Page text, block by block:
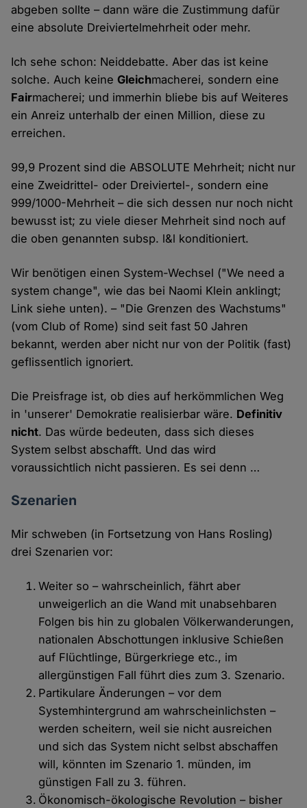
abgeben sollte – dann wäre die Zustimmung dafür
eine absolute Dreiviertelmehrheit oder mehr.
Ich sehe schon: Neiddebatte. Aber das ist keine
solche. Auch keineGleichmacherei, sondern eine
Fairmacherei; und immerhin bliebe bis auf Weiteres
ein Anreiz unterhalb der einen Million, diese zu
erreichen.
99,9 Prozent sind die ABSOLUTE Mehrheit; nicht nur
eine Zweidrittel- oder Dreiviertel-, sondern eine
999/1000-Mehrheit – die sich dessen nur noch nicht
bewusst ist; zu viele dieser Mehrheit sind noch auf
die oben genannten subsp. l&l konditioniert.
Wir benötigen einen System-Wechsel ("We need a
system change", wie das bei Naomi Klein anklingt;
Link siehe unten). – "Die Grenzen des Wachstums"
(vom Club of Rome) sind seit fast 50 Jahren
bekannt, werden aber nicht nur von der Politik (fast)
geflissentlich ignoriert.
Die Preisfrage ist, ob dies auf herkömmlichen Weg
in 'unserer' Demokratie realisierbar wäre. Definitiv
nicht. Das würde bedeuten, dass sich dieses
System selbst abschafft. Und das wird
voraussichtlich nicht passieren. Es sei denn …
Szenarien
Mir schweben (in Fortsetzung von Hans Rosling)
drei Szenarien vor:
Weiter so – wahrscheinlich, fährt aber
unweigerlich an die Wand mit unabsehbaren
Folgen bis hin zu globalen Völkerwanderungen,
nationalen Abschottungen inklusive Schießen
auf Flüchtlinge, Bürgerkriege etc., im
allergünstigen Fall führt dies zum 3. Szenario.
Partikulare Änderungen – vor dem
Systemhintergrund am wahrscheinlichsten –
werden scheitern, weil sie nicht ausreichen
und sich das System nicht selbst abschaffen
will, könnten im Szenario 1. münden, im
günstigen Fall zu 3. führen.
Ökonomisch-ökologische Revolution – bisher